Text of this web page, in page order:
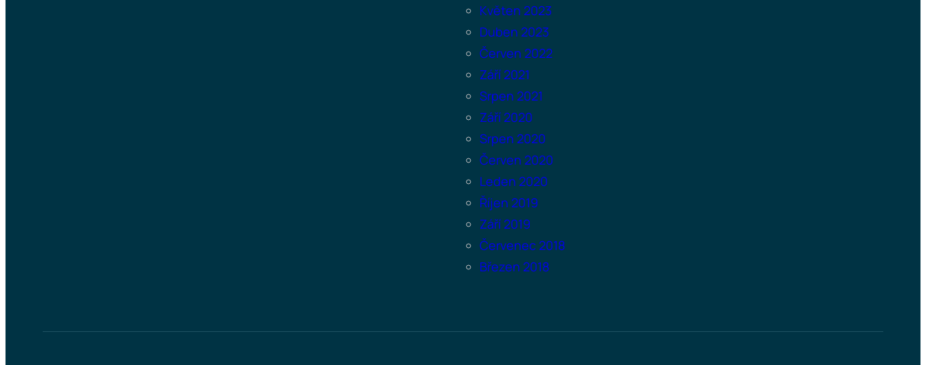
Květen 2023
Duben 2023
Červen 2022
Září 2021
Srpen 2021
Září 2020
Srpen 2020
Červen 2020
Leden 2020
Říjen 2019
Září 2019
Červenec 2018
Březen 2018